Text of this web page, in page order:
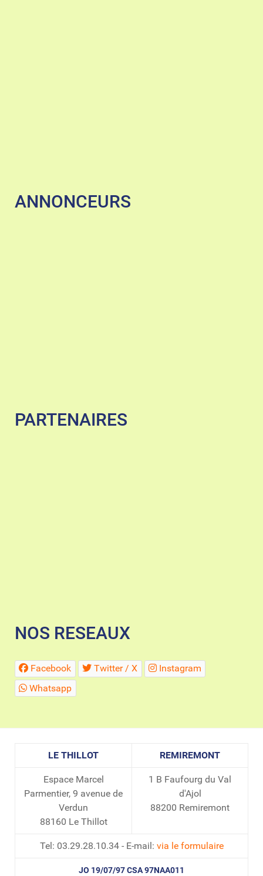
ANNONCEURS
PARTENAIRES
NOS RESEAUX
Facebook Twitter / X
Instagram
Whatsapp
LE THILLOT REMIREMONT
Espace Marcel
Parmentier, 9 avenue de
Verdun
88160 Le Thillot
1 B Faufourg du Val
d'Ajol
88200 Remiremont
Tel: 03.29.28.10.34 - E-mail: via le formulaire
JO 19/07/97 CSA 97NAA011